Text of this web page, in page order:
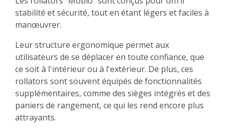
stabilité et sécurité, tout en étant légers et faciles à
manœuvrer.
Leur structure ergonomique permet aux
utilisateurs de se déplacer en toute confiance, que
ce soit à l'intérieur ou à l'extérieur. De plus, ces
rollators sont souvent équipés de fonctionnalités
supplémentaires, comme des sièges intégrés et des
paniers de rangement, ce qui les rend encore plus
attrayants.